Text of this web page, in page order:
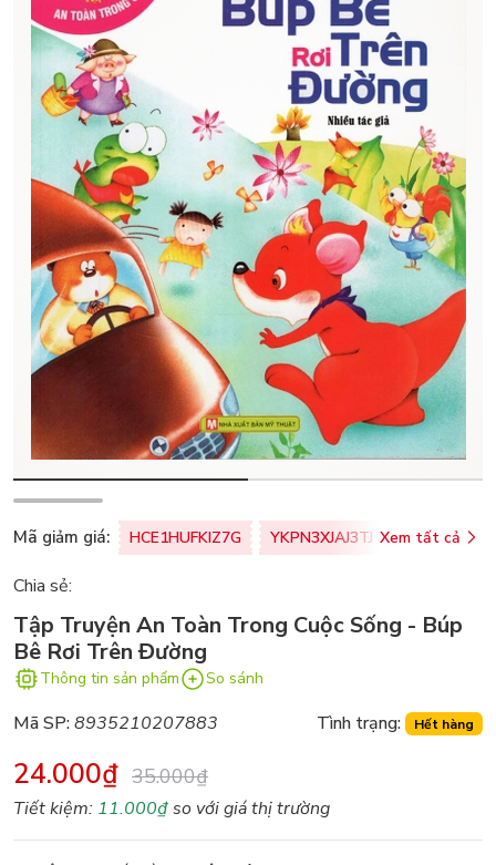
Mã giảm giá: HCE1HUFKIZ7G YKPN3XJAJ3TJ Xem tất cả
Chia sẻ:
Tập Truyện An Toàn Trong Cuộc Sống - Búp
Bê Rơi Trên Đường
Thông tin sản phẩm So sánh
Mã SP:8935210207883 Tình trạng: Hết hàng
24.000₫ 35.000₫
Tiết kiệm: 11.000₫so với giá thị trường